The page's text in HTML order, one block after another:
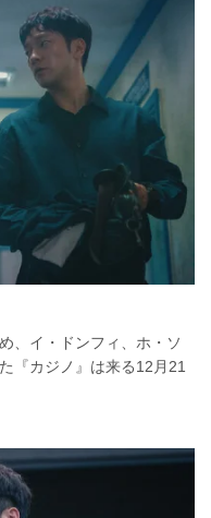
、イ・ドンフィ、ホ・ソ
『カジノ』は来る12月21